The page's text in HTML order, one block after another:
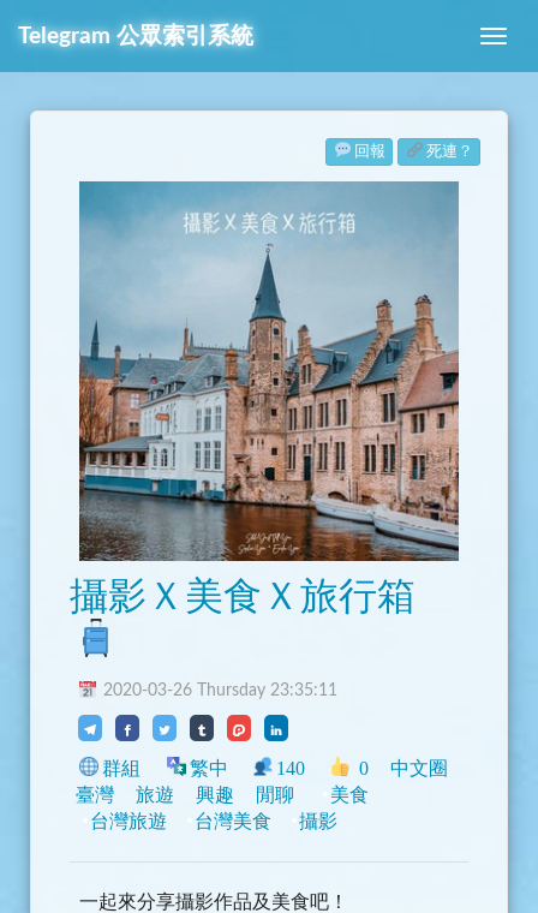
Telegram 公眾索引系統
回報 死連？
攝影Ｘ美食Ｘ旅行箱
2020-03-26 Thursday 23:35:11
群組 繁中 140 0
中文圈
臺灣
旅遊 興趣 閒聊
美食
台灣旅遊
台灣美食 攝影
一起來分享攝影作品及美食吧！